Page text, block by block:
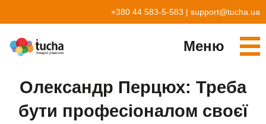
+380 44 583-5-583 | support@tucha.ua
Меню
Олександр Перцюх: Треба
бути професіоналом своєї